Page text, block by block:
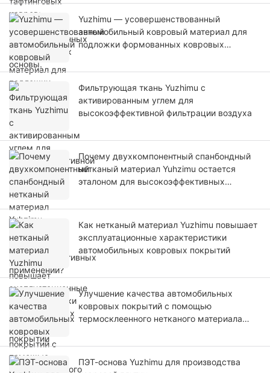
Yuzhimu — усовершенствованный
автомобильный ковровый материал для
подложки формованных ковровых
Фильтрующая ткань Yuzhimu с
активированным углем для
высокоэффективной фильтрации воздуха
Почему двухкомпонентный спанбондный
нетканый материал Yuhzimu остается
эталоном для высокоэффективных
Как нетканый материал Yuzhimu повышает
эксплуатационные характеристики
автомобильных ковровых покрытий
Улучшение качества автомобильных
ковровых покрытий с помощью
термосклеенного нетканого материала
ПЭТ-основа Yuzhimu для производства